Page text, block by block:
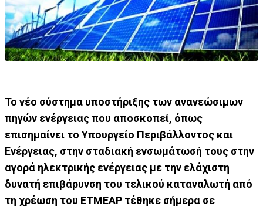
Το νέο σύστημα υποστήριξης των ανανεώσιμων
πηγών ενέργειας που αποσκοπεί, όπως
επισημαίνει το Υπουργείο Περιβάλλοντος και
Ενέργειας, στην σταδιακή ενσωμάτωσή τους στην
αγορά ηλεκτρικής ενέργειας με την ελάχιστη
δυνατή επιβάρυνση του τελικού καταναλωτή από
τη χρέωση του ΕΤΜΕΑΡ τέθηκε σήμερα σε